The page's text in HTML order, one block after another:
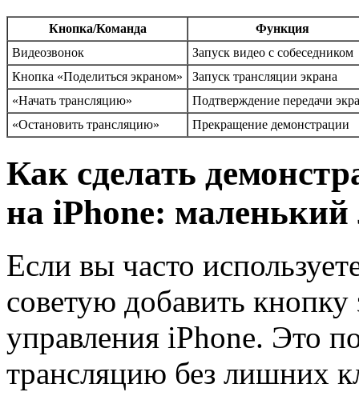
Кнопка/Команда
Функция
Видеозвонок
Запуск видео с собеседником
Кнопка «Поделиться экраном»
Запуск трансляции экрана
«Начать трансляцию»
Подтверждение передачи
«Остановить трансляцию»
Прекращение демонстрации
Как сделать
на iPhone: маленький
Если вы часто
советую добавить
управления iPhone. Это
трансляцию без лишних